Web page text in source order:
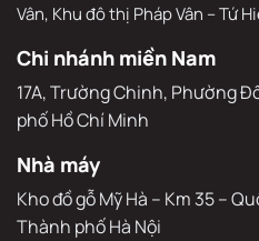
Vân, Khu đô thị Pháp Vân – Tứ
Chi nhánh miền Nam
17A, Trường Chinh, Phường
phố Hồ Chí Minh
Nhà máy
Kho đồ gỗ Mỹ Hà – Km 35 –
Thành phố Hà Nội